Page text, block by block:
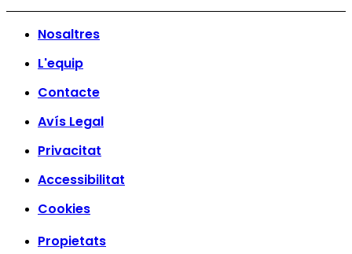
Nosaltres
L'equip
Contacte
Avís Legal
Privacitat
Accessibilitat
Cookies
Propietats